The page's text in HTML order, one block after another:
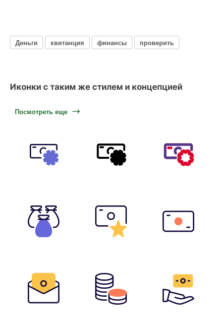
Деньги квитанция финансы проверить
Иконки с таким же стилем и концепцией
Посмотреть еще